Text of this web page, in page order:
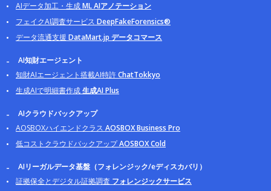
AIデータ加工・生成ML AIアノテーション
フェイクAI調査サービス DeepFakeForensics®
データ流通支援 DataMart.jp データコマース
AI知財エージェント
知財AIエージェント搭載AI特許ChatTokkyo
生成AIで明細書作成生成AI Plus
AIクラウドバックアップ
AOSBOXハイエンドクラス AOSBOX Business Pro
低コストクラウドバックアップAOSBOX Cold
AIリーガルデータ基盤（フォレンジック/eディスカバリ）
証拠保全とデジタル証拠調査 フォレンジックサービス